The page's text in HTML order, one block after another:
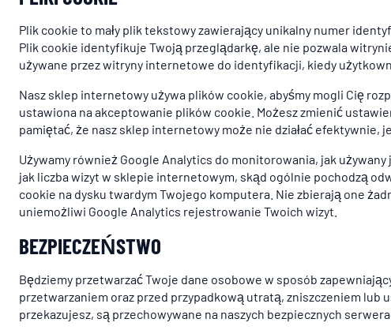
Plik cookie to mały plik tekstowy zawierający unikalny numer
Plik cookie identyfikuje Twoją przeglądarkę, ale nie pozwala
używane przez witryny internetowe do identyfikacji, kiedy
Nasz sklep internetowy używa plików cookie, abyśmy mogli Cię
ustawiona na akceptowanie plików cookie. Możesz zmienić
pamiętać, że nasz sklep internetowy może nie działać efektywnie,
Używamy również Google Analytics do monitorowania, jak
jak liczba wizyt w sklepie internetowym, skąd ogólnie pochodzą
cookie na dysku twardym Twojego komputera. Nie zbierają one
uniemożliwi Google Analytics rejestrowanie Twoich wizyt.
BEZPIECZEŃSTWO
Będziemy przetwarzać Twoje dane osobowe w sposób
przetwarzaniem oraz przed przypadkową utratą, zniszczeniem
przekazujesz, są przechowywane na naszych bezpiecznych